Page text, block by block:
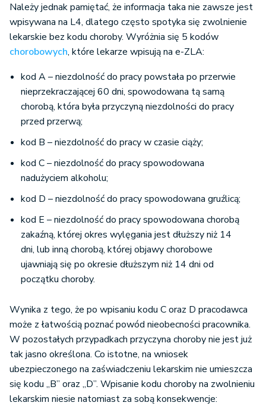
Należy jednak pamiętać, że informacja taka nie zawsze jest
wpisywana na L4, dlatego często spotyka się zwolnienie
lekarskie bez kodu choroby. Wyróżnia się 5 kodów
chorobowych, które lekarze wpisują na e-ZLA:
kod A – niezdolność do pracy powstała po przerwie
nieprzekraczającej 60 dni, spowodowana tą samą
chorobą, która była przyczyną niezdolności do pracy
przed przerwą;
kod B – niezdolność do pracy w czasie ciąży;
kod C – niezdolność do pracy spowodowana
nadużyciem alkoholu;
kod D – niezdolność do pracy spowodowana gruźlicą;
kod E – niezdolność do pracy spowodowana chorobą
zakaźną, której okres wylęgania jest dłuższy niż 14
dni, lub inną chorobą, której objawy chorobowe
ujawniają się po okresie dłuższym niż 14 dni od
początku choroby.
Wynika z tego, że po wpisaniu kodu C oraz D pracodawca
może z łatwością poznać powód nieobecności pracownika.
W pozostałych przypadkach przyczyna choroby nie jest już
tak jasno określona. Co istotne, na wniosek
ubezpieczonego na zaświadczeniu lekarskim nie umieszcza
się kodu „B” oraz „D”. Wpisanie kodu choroby na zwolnieniu
lekarskim niesie natomiast za sobą konsekwencje: